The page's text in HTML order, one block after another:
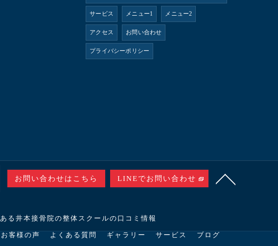
サービス メニュー1 メニュー2
アクセス お問い合わせ
プライバシーポリシー
お問い合わせはこちら LINEでお問い合わせ
る井本接骨院の整体スクールの口コミ情報
客様の声 よくある質問 ギャラリー サービス ブログ